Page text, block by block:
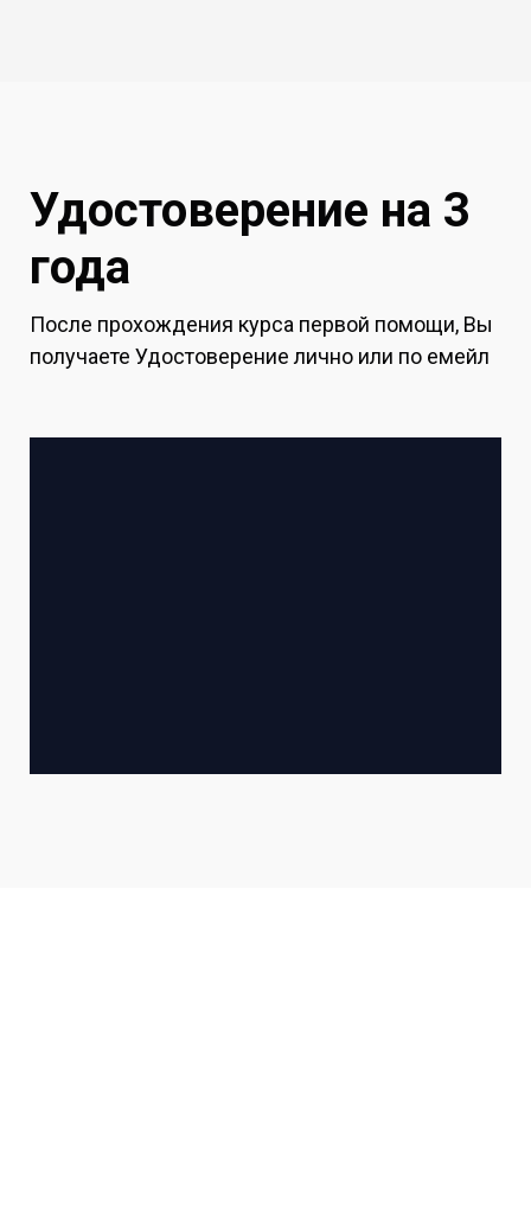
Удостоверение на 3
года
После прохождения курса первой помощи, Вы
получаете Удостоверение лично или по емейл